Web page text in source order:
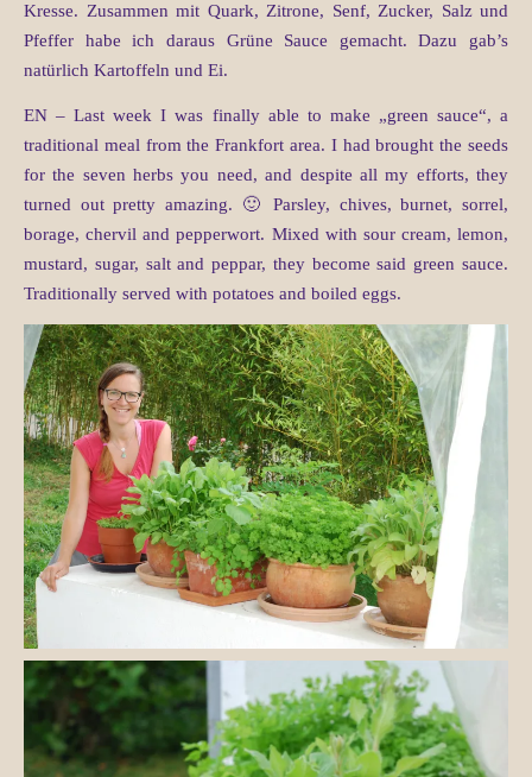
Kresse. Zusammen mit Quark, Zitrone, Senf, Zucker, Salz und
Pfeffer habe ich daraus Grüne Sauce gemacht. Dazu gab’s
natürlich Kartoffeln und Ei.
EN – Last week I was finally able to make „green sauce“, a
traditional meal from the Frankfort area. I had brought the seeds
for the seven herbs you need, and despite all my efforts, they
turned out pretty amazing. 🙂 Parsley, chives, burnet, sorrel,
borage, chervil and pepperwort. Mixed with sour cream, lemon,
mustard, sugar, salt and peppar, they become said green sauce.
Traditionally served with potatoes and boiled eggs.